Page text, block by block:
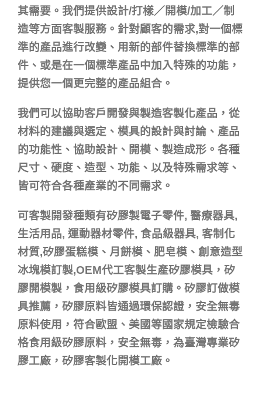
其需要。我們提供設計/打樣／開模/加工／制
造等方面客製服務。針對顧客的需求,對一個標
準的產品進行改變、用新的部件替換標準的部
件、或是在一個標準產品中加入特殊的功能，
提供您一個更完整的產品組合。
我們可以協助客戶開發與製造客製化產品，從
材料的建議與選定、模具的設計與討論、產品
的功能性、協助設計、開模、製造成形。各種
尺寸、硬度、造型、功能、以及特殊需求等、
皆可符合各種產業的不同需求。
可客製開發種類有矽膠製電子零件, 醫療器具,
生活用品, 運動器材零件, 食品級器具, 客制化
材質,矽膠蛋糕模、月餅模、肥皂模、創意造型
冰塊模訂製,OEM代工客製生產矽膠模具，矽
膠開模製，食用級矽膠模具訂購。矽膠訂做模
具推薦，矽膠原料皆通過環保認證，安全無毒
原料使用，符合歐盟、美國等國家規定檢驗合
格食用級矽膠原料，安全無毒，為臺灣專業矽
膠工廠，矽膠客製化開模工廠。